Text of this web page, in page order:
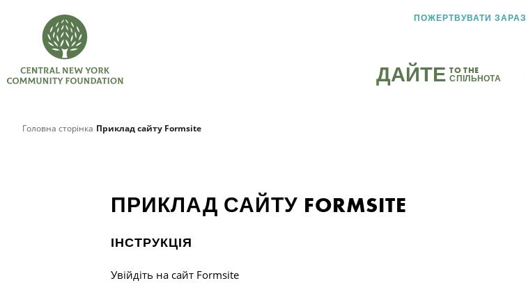
ПОЖЕРТВУВАТИ ЗАРАЗ
ДАЙТЕ TO THE
СПІЛЬНОТА
Головна сторінка Приклад сайту Formsite
ПРИКЛАД САЙТУ FORMSITE
ІНСТРУКЦІЯ
Увійдіть на сайт Formsite